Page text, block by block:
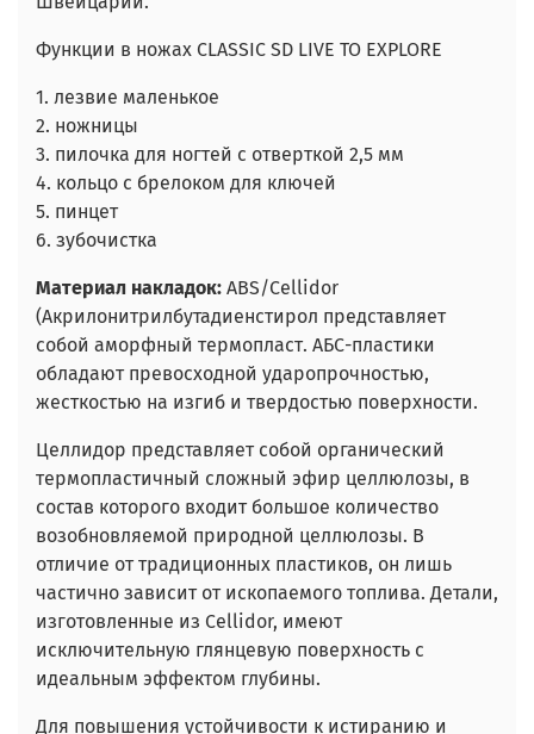
Функции в ножах CLASSIC SD LIVE TO EXPLORE
1. лезвие маленькое
2. ножницы
3. пилочка для ногтей с отверткой 2,5 мм
4. кольцо с брелоком для ключей
5. пинцет
6. зубочистка
Материал накладок: ABS/Cellidor
(Акрилонитрилбутадиенстирол представляет
собой аморфный термопласт. АБС-пластики
обладают превосходной ударопрочностью,
жесткостью на изгиб и твердостью поверхности.
Целлидор представляет собой органический
термопластичный сложный эфир целлюлозы, в
состав которого входит большое количество
возобновляемой природной целлюлозы. В
отличие от традиционных пластиков, он лишь
частично зависит от ископаемого топлива. Детали,
изготовленные из Cellidor, имеют
исключительную глянцевую поверхность с
идеальным эффектом глубины.
Для повышения устойчивости к истиранию и